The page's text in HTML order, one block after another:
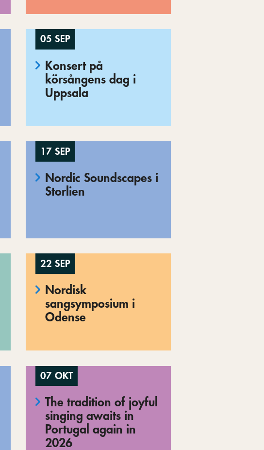
05 SEP
Konsert på
körsångens dag i
Uppsala
17 SEP
Nordic Soundscapes i
Storlien
22 SEP
Nordisk
sangsymposium i
Odense
07 OKT
The tradition of joyful
singing awaits in
Portugal again in
2026